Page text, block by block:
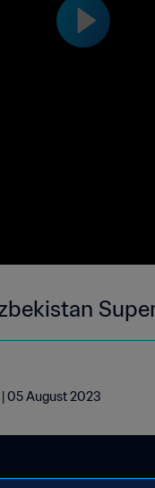
| 05 August 2023